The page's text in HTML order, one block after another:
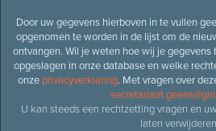
Door uw gegevens hierboven in te vullen
opgenomen te worden in de lijst om de
ontvangen. Wil je weten hoe wij je
opgeslagen in onze database en welke
onze privacyverklaring. Met vragen over
U kan steeds een rechtzetting vragen en
laten